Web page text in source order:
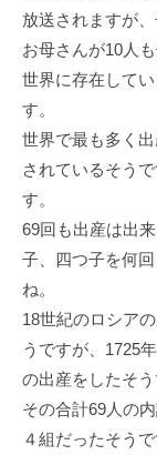
放送されますが
お母さんが10人
世界に存在して
す。
世界で最も多く
されているそう
す。
69回も出産は出
子、四つ子を何
ね。
18世紀のロシア
うですが、1725
の出産をしたそう
その合計69人の
４組だったそうで